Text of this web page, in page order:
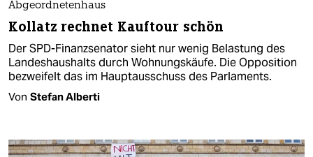
Abgeordnetenhaus
Kollatz rechnet Kauftour schön
Der SPD-Finanzsenator sieht nur wenig Belastung des
Landeshaushalts durch Wohnungskäufe. Die Opposition
bezweifelt das im Hauptausschuss des Parlaments.
Von Stefan Alberti